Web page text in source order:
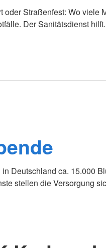
oder Straßenfest: Wo viele
Der Sanitätsdienst hilft.
Deutschland ca. 15.000
stellen die Versorgung